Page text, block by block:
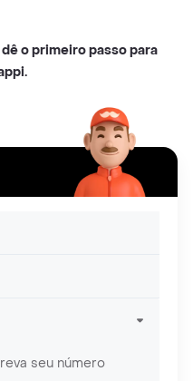
o primeiro passo para